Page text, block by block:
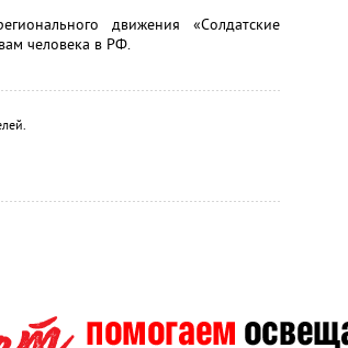
движения «Солдатские
человека в РФ.